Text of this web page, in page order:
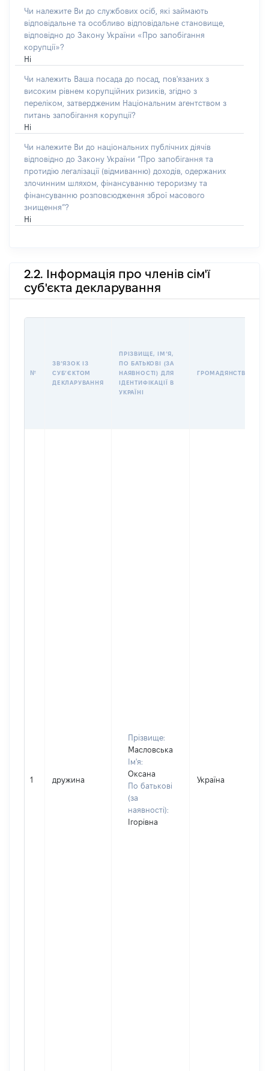
Чи належите Ви до службових осіб, які займають
відповідальне та особливо відповідальне становище,
відповідно до Закону України «Про запобігання
корупції»?
Ні
Чи належить Ваша посада до посад, пов'язаних з
високим рівнем корупційних ризиків, згідно з
переліком, затвердженим Національним агентством з
питань запобігання корупції?
Ні
Чи належите Ви до національних публічних діячів
відповідно до Закону України “Про запобігання та
протидію легалізації (відмиванню) доходів, одержаних
злочинним шляхом, фінансуванню тероризму та
фінансуванню розповсюдження зброї масового
знищення”?
Ні
2.2. Інформація про членів сім'ї
суб'єкта декларування
№
ЗВʼЯЗОК ІЗ
СУБʼЄКТОМ
ДЕКЛАРУВАННЯ
ПРІЗВИЩЕ, ІМʼЯ,
ПО БАТЬКОВІ (ЗА
НАЯВНОСТІ) ДЛЯ
ІДЕНТИФІКАЦІЇ В
УКРАЇНІ
ГРОМАДЯНСТВО
1 дружина
Прізвище:
Масловська
Ім'я:
Оксана
По батькові
(за
наявності):
Ігорівна
Україна